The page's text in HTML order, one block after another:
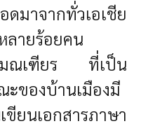
าจากทั่วเอเชีย
ลายร้อยคน
ณเฑียร ที่เป็น
ะของบ้านเมืองมี
ขียนเอกสารภาษา